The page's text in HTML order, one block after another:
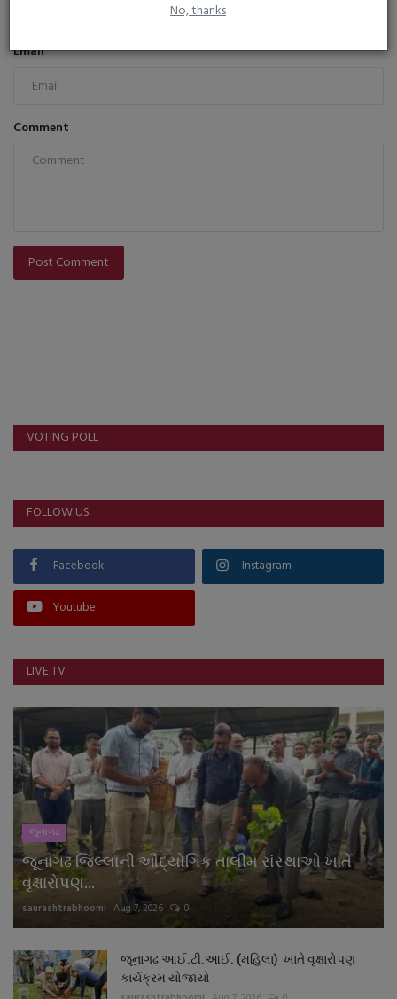
No, thanks
Email
Comment
Post Comment
VOTING POLL
FOLLOW US
Facebook Instagram
Youtube
LIVE TV
જુનાગઢ
જૂનાગઢ જિલ્લાની ઔદ્યોગિક તાલીમ સંસ્થાઓ ખાતે
વૃક્ષારોપણ...
saurashtrabhoomi Aug 7, 2026 0
જૂનાગઢ આઈ.ટી.આઈ. (મહિલા) ખાતે વૃક્ષારોપણ
કાર્યક્રમ યોજાયો